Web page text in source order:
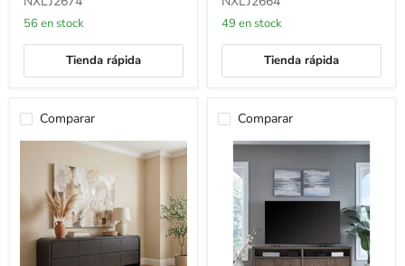
Br56 en stock
Tienda rápida
Br49 en stock
Tienda rápida
Comparar Comparar